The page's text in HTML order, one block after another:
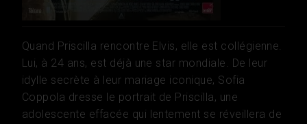
Quand Priscilla rencontre Elvis, elle est collégienne.
Lui, à 24 ans, est déjà une star mondiale. De leur
idylle secrète à leur mariage iconique, Sofia
Coppola dresse le portrait de Priscilla, une
adolescente effacée qui lentement se réveillera de